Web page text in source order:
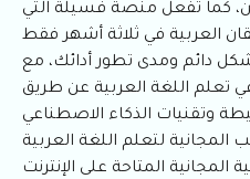
كما تفعل منصة فسيلة التي
دائم ومدى تطور أدائك، مع
في تعلم اللغة العربية عن طريق
لتعلم اللغة العربية
المجانية المتاحة على الإنترنت